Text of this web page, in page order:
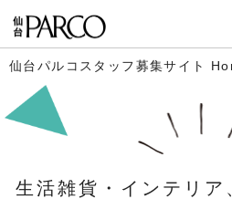
仙台パルコスタッフ募集サイト
生活雑貨・インテリア